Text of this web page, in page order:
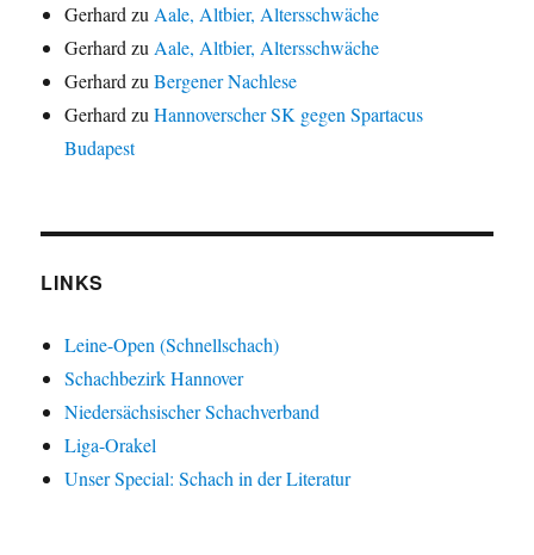
GerhardzuAale, Altbier, Altersschwäche
GerhardzuAale, Altbier, Altersschwäche
GerhardzuBergener Nachlese
GerhardzuHannoverscher SK gegen Spartacus
Budapest
LINKS
Leine-Open (Schnellschach)
Schachbezirk Hannover
Niedersächsischer Schachverband
Liga-Orakel
Unser Special: Schach in der Literatur